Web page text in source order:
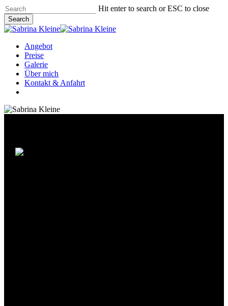
Skip
to
main
content
Hit enter to search or ESC to close
Search
Close
Menu
Angebot
Preise
Galerie
Über mich
Kontakt & Anfahrt